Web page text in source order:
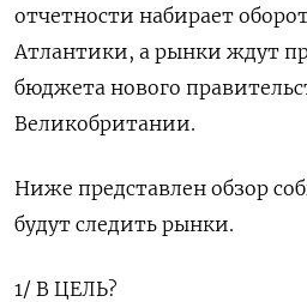
отчетности набирает
Атлантики, а рынки ждут
бюджета нового
Великобритании.
Ниже представлен обзор
будут следить рынки.
1/ В ЦЕЛЬ?